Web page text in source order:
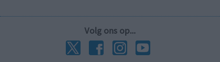
Volg ons op...